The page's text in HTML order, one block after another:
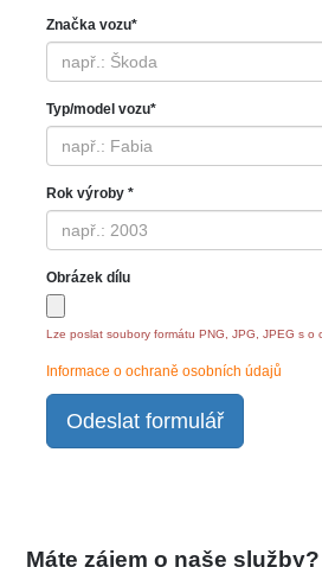
Značka vozu*
Typ/model vozu*
Rok výroby *
Obrázek dílu
Lze poslat soubory formátu PNG, JPG, JPEG s o
Informace o ochraně osobních údajů
Odeslat formulář
Máte zájem o naše